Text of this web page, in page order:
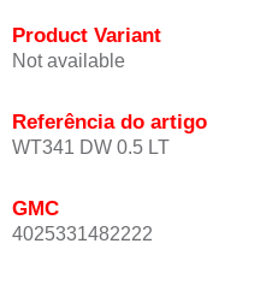
Product Variant
Not available
Referência do artigo
WT341 DW 0.5 LT
GMC
4025331482222